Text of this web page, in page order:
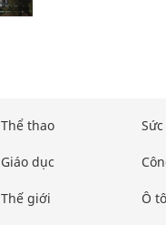
Thể thao
Giáo dục
Thế giới Ô